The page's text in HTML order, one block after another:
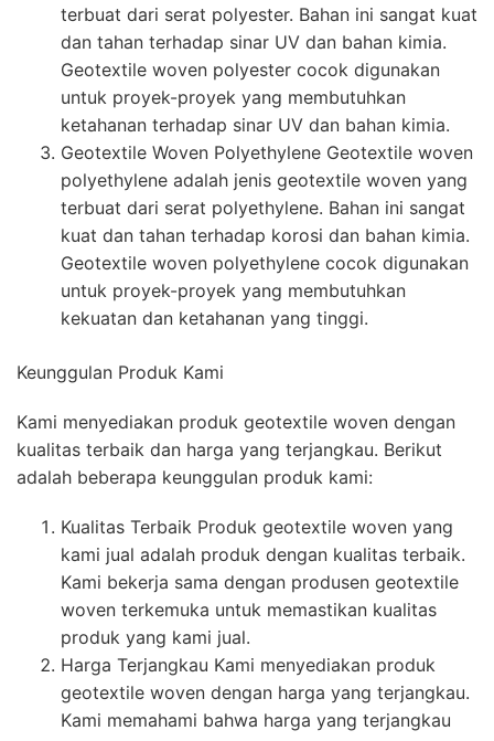
terbuat dari serat polyester. Bahan ini sangat kuat
dan tahan terhadap sinar UV dan bahan kimia.
Geotextile woven polyester cocok digunakan
untuk proyek-proyek yang membutuhkan
ketahanan terhadap sinar UV dan bahan kimia.
Geotextile Woven Polyethylene Geotextile woven
polyethylene adalah jenis geotextile woven yang
terbuat dari serat polyethylene. Bahan ini sangat
kuat dan tahan terhadap korosi dan bahan kimia.
Geotextile woven polyethylene cocok digunakan
untuk proyek-proyek yang membutuhkan
kekuatan dan ketahanan yang tinggi.
Keunggulan Produk Kami
Kami menyediakan produk geotextile woven dengan
kualitas terbaik dan harga yang terjangkau. Berikut
adalah beberapa keunggulan produk kami:
Kualitas Terbaik Produk geotextile woven yang
kami jual adalah produk dengan kualitas terbaik.
Kami bekerja sama dengan produsen geotextile
woven terkemuka untuk memastikan kualitas
produk yang kami jual.
Harga Terjangkau Kami menyediakan produk
geotextile woven dengan harga yang terjangkau.
Kami memahami bahwa harga yang terjangkau